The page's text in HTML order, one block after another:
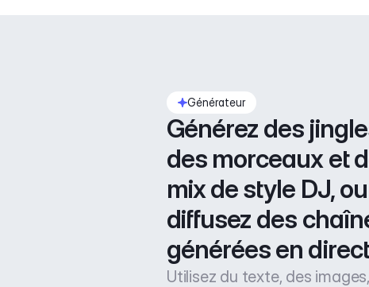
Générateur
Générez des
des morceaux et
mix de style DJ, ou
diffusez des
générées en direct
Utilisez du texte, des